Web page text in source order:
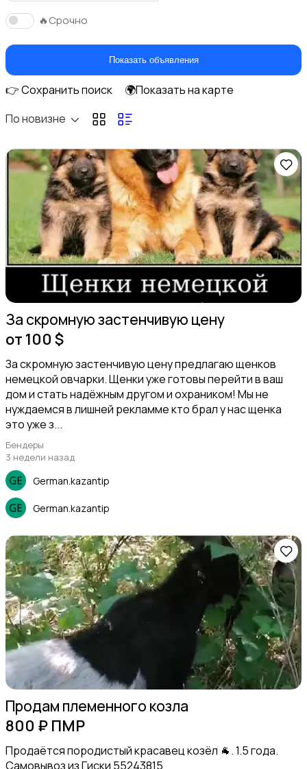
Грызуны
Птицы
Собаки3
🔥Срочно
Показать объявления
👉 Сохранить поиск
🌍Показать на карте
По новизне
За скромную застенчивую цену
от 100 $
За скромную застенчивую цену предлагаю щенков
немецкой овчарки. Щенки уже готовы перейти в ваш
дом и стать надёжным другом и охраником! Мы не
нуждаемся в лишней рекламме кто брал у нас щенка
это уже з...
Бендеры
3 недели назад
German.kazantip
German.kazantip
Продам племенного козла
800 ₽ ПМР
Продаётся породистый красавец козёл 🐐. 1.5 года.
Самовывоз из Гиски 55243815